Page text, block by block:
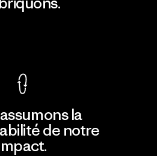
la
de notre